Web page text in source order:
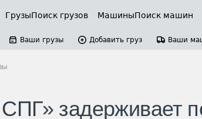
ГрузыПоиск грузов МашиныПоиск машин
Ваши грузы Добавить груз Ваши
задерживает